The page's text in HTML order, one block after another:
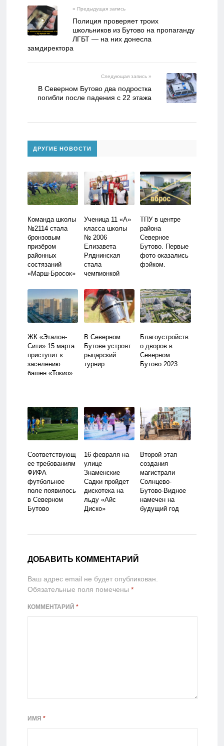
« Предыдущая запись
Полиция проверяет троих
школьников из Бутово на пропаганду
ЛГБТ — на них донесла
замдиректора
Следующая запись »
В Северном Бутово два подростка
погибли после падения с 22 этажа
ДРУГИЕ НОВОСТИ
Команда школы
№2114 стала
бронзовым
призёром
районных
состязаний
«Марш-Бросок»
Ученица 11 «А»
класса школы
№ 2006
Елизавета
Ряднинская
стала
чемпионкой
Олимпийских
игр
ТПУ в центре
района
Северное
Бутово. Первые
фото оказались
фэйком.
ЖК «Эталон-
Сити» 15 марта
приступит к
заселению
башен «Токио»
В Северном
Бутове устроят
рыцарский
турнир
Благоустройств
о дворов в
Северном
Бутово 2023
Соответствующ
ее требованиям
ФИФА
футбольное
поле появилось
в Северном
Бутово
16 февраля на
улице
Знаменские
Садки пройдет
дискотека на
льду «Айс
Диско»
Второй этап
создания
магистрали
Солнцево-
Бутово-Видное
намечен на
будущий год
ДОБАВИТЬ КОММЕНТАРИЙ
Ваш адрес email не будет опубликован.
Обязательные поля помечены *
КОММЕНТАРИЙ *
ИМЯ *